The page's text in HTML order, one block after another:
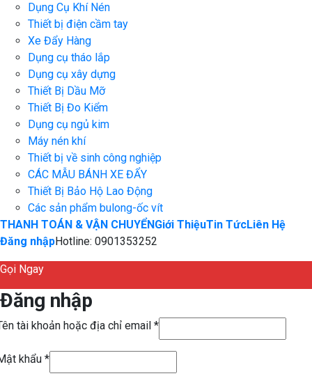
Dụng Cụ Khí Nén
Thiết bị điện cầm tay
Xe Đẩy Hàng
Dụng cụ tháo lắp
Dụng cụ xây dựng
Thiết Bị Dầu Mỡ
Thiết Bị Đo Kiểm
Dụng cụ ngủ kim
Máy nén khí
Thiết bị về sinh công nghiệp
CÁC MẪU BÁNH XE ĐẨY
Thiết Bị Bảo Hộ Lao Động
Các sản phẩm bulong-ốc vít
THANH TOÁN & VẬN CHUYỂNGiới ThiệuTin TứcLiên Hệ
Đăng nhậpHotline: 0901353252
Gọi Ngay
Đăng nhập
tài khoản hoặc địa chỉ email *
khẩu *